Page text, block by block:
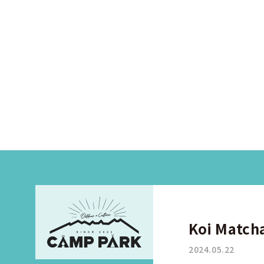
Koi
2024.05.22